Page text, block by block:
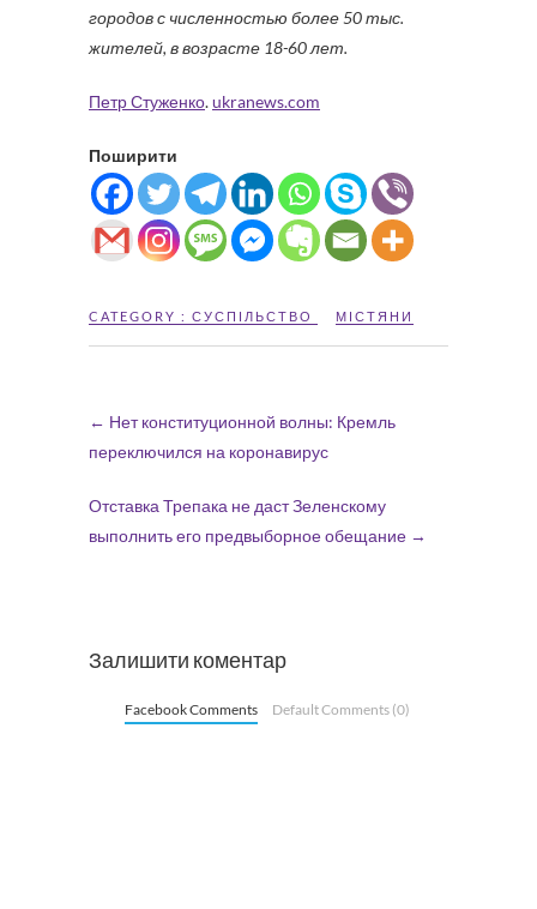
городов с численностью более 50 тыс.
жителей, в возрасте 18-60 лет.
Петр Стуженко.ukranews.com
Поширити
CATEGORY : СУСПІЛЬСТВО МІСТЯНИ
← Нет конституционной волны: Кремль
переключился на коронавирус
Отставка Трепака не даст Зеленскому
выполнить его предвыборное обещание →
Залишити коментар
Facebook Comments Default Comments (0)